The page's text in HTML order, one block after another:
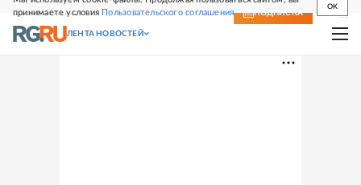
принимаете условия Пользовательского соглашения
OK
СВЕЖИЙ НОМЕР ПОДПИСКА
ЛЕНТА НОВОСТЕЙ